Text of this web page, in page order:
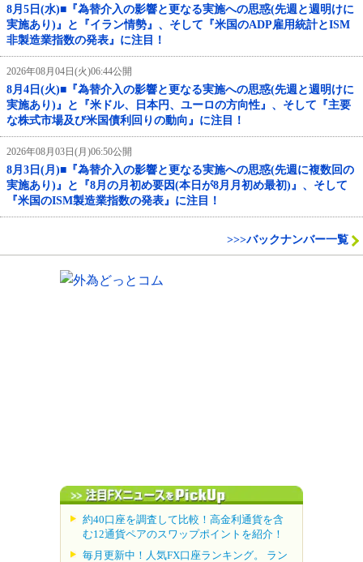
8月5日(水)■『為替介入の影響と更なる実施への思惑(先週と週明けに
実施あり)』と『イラン情勢』、そして『米国のADP雇用統計とISM
非製造業指数の発表』に注目！
2026年08月04日(火)06:44公開
8月4日(火)■『為替介入の影響と更なる実施への思惑(先週と週明けに
実施あり)』と『米ドル、日本円、ユーロの方向性』、そして『主要
な株式市場及び米国債利回りの動向』に注目！
2026年08月03日(月)06:50公開
8月3日(月)■『為替介入の影響と更なる実施への思惑(先週に複数回の
実施あり)』と『8月の月初め要因(本日が8月月初め最初)』、そして
『米国のISM製造業指数の発表』に注目！
>>>バックナンバー一覧
約40口座を調査して比較！高金利通貨を含
む12通貨ペアのスワップポイントを紹介！
毎月更新中！人気FX口座ランキング。 ラン